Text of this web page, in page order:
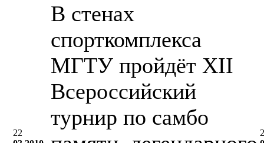
22
В стенах
спорткомплекса
МГТУ пройдёт XII
Всероссийский
турнир по самбо